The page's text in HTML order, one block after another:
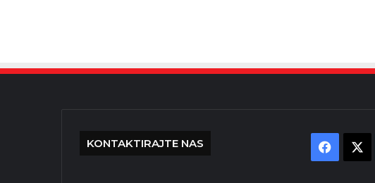
KONTAKTIRAJTE NAS